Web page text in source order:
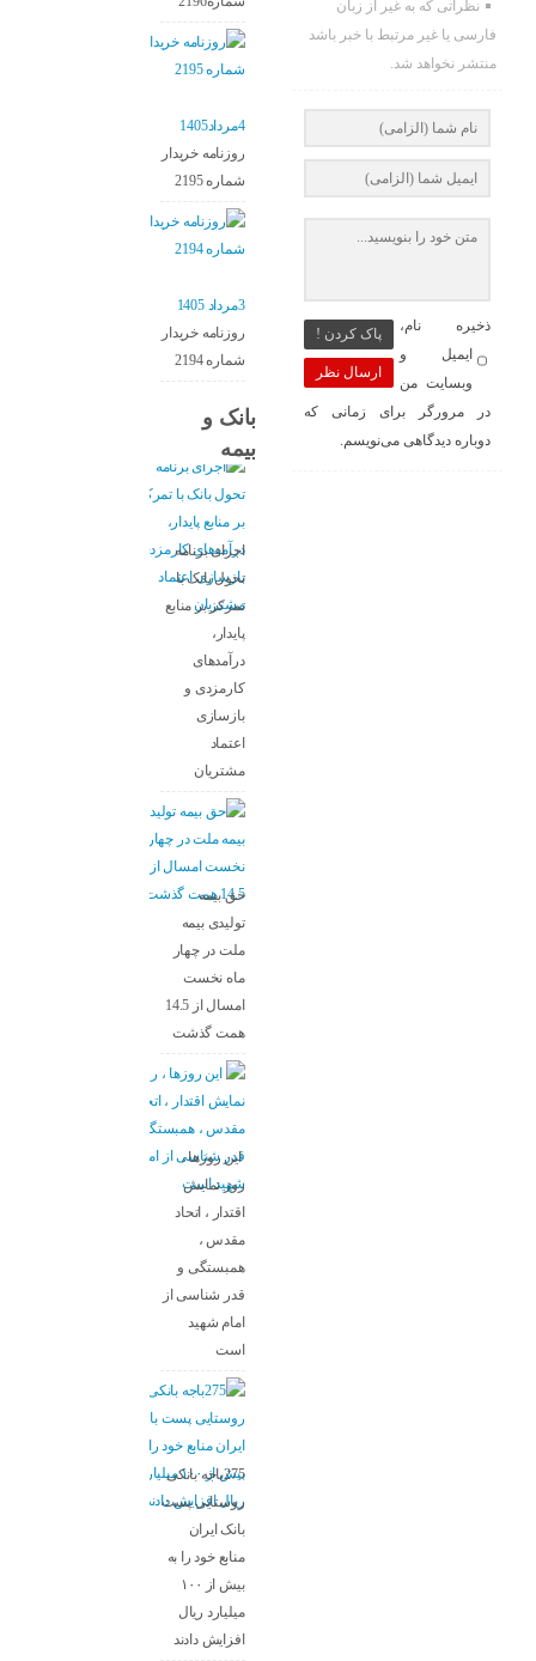
نظراتی که به غیر از زبان
فارسی یا غیر مرتبط با خبر باشد
منتشر نخواهد شد.
ارسال نظر
پاک کردن !
ذخیره نام،
ایمیل و
وبسایت من
در مرورگر برای زمانی که
دوباره دیدگاهی می‌نویسم.
4مرداد1405
روزنامه خریدار
شماره 2195
3مرداد 1405
روزنامه خریدار
شماره 2194
بانک و
بیمه
اجرای برنامه
تحول بانک با
تمرکز بر منابع
پایدار،
درآمدهای
کارمزدی و
بازسازی
اعتماد
مشتریان
حق بیمه
تولیدی بیمه
ملت در چهار
ماه نخست
امسال از 14.5
همت گذشت
این روزها ،
روز نمایش
اقتدار ، اتحاد
مقدس ،
همبستگی و
قدر شناسی از
امام شهید
است
275باجه بانکی
روستایی پست
بانک ایران
منابع خود را به
بیش از ۱۰۰
میلیارد ریال
افزایش دادند